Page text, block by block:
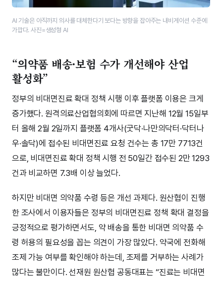
AI 기술은 아직까지 의사를 대체한다기 보다는 방향을 잡아주는 내비게이션 수준에
가깝다. 사진=생성형 AI
“의약품 배송·보험 수가 개선해야 산업
활성화”
정부의 비대면진료 확대 정책 시행 이후 플랫폼 이용은 크게
증가했다. 원격의료산업협의회에 따르면 지난해 12월 15일부
터 올해 2월 2일까지 플랫폼 4개사(굿닥·나만의닥터·닥터나
우·솔닥)에 접수된 비대면진료 요청 건수는 총 17만 7713건
으로, 비대면진료 확대 정책 시행 전 50일간 접수된 2만 1293
건과 비교하면 7.3배 이상 늘었다.
하지만 비대면 의약품 수령 등은 개선 과제다. 원산협이 진행
한 조사에서 이용자들은 정부의 비대면진료 정책 확대 결정을
긍정적으로 평가하면서도, 약 배송을 통한 비대면 의약품 수
령 허용의 필요성을 꼽는 의견이 가장 많았다. 약국에 전화해
조제 가능 여부를 확인해야 하는데, 조제를 거부하는 사례가
많다는 불만이다. 선재원 원산협 공동대표는 “진료는 비대면